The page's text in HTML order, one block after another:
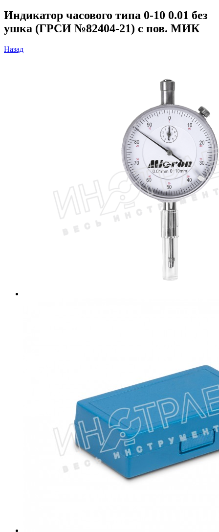
Индикатор часового типа 0-10 0.01 без
ушка (ГРСИ №82404-21) с пов. МИК
Назад